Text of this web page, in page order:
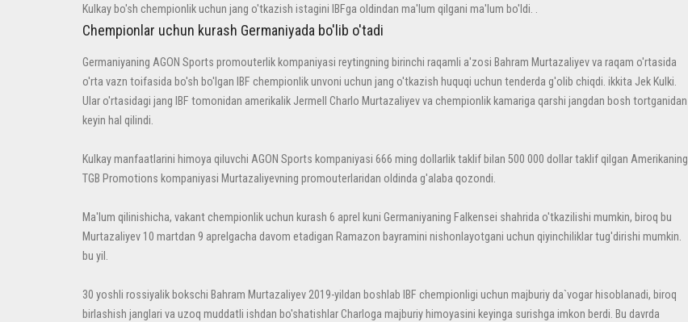
Kulkay bo'sh chempionlik uchun jang o'tkazish istagini IBFga oldindan ma'lum qilgani ma'lum bo'ldi. .
Chempionlar uchun kurash Germaniyada bo'lib o'tadi
Germaniyaning AGON Sports promouterlik kompaniyasi reytingning birinchi raqamli a'zosi Bahram Murtazaliyev va raqam o'rtasida
o'rta vazn toifasida bo'sh bo'lgan IBF chempionlik unvoni uchun jang o'tkazish huquqi uchun tenderda g'olib chiqdi. ikkita Jek Kulki.
Ular o'rtasidagi jang IBF tomonidan amerikalik Jermell Charlo Murtazaliyev va chempionlik kamariga qarshi jangdan bosh tortganidan
keyin hal qilindi.
Kulkay manfaatlarini himoya qiluvchi AGON Sports kompaniyasi 666 ming dollarlik taklif bilan 500 000 dollar taklif qilgan Amerikaning
TGB Promotions kompaniyasi Murtazaliyevning promouterlaridan oldinda g'alaba qozondi.
Ma'lum qilinishicha, vakant chempionlik uchun kurash 6 aprel kuni Germaniyaning Falkensei shahrida o'tkazilishi mumkin, biroq bu
Murtazaliyev 10 martdan 9 aprelgacha davom etadigan Ramazon bayramini nishonlayotgani uchun qiyinchiliklar tug'dirishi mumkin.
bu yil.
30 yoshli rossiyalik bokschi Bahram Murtazaliyev 2019-yildan boshlab IBF chempionligi uchun majburiy da`vogar hisoblanadi, biroq
birlashish janglari va uzoq muddatli ishdan bo'shatishlar Charloga majburiy himoyasini keyinga surishga imkon berdi. Bu davrda